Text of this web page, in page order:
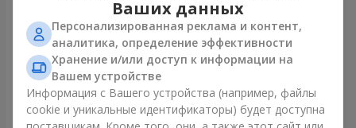
Ваших данных
Персонализированная реклама и контент,
аналитика, определение эффективности
Хранение и/или доступ к информации на
Вашем устройстве
Информация с Вашего устройства (например, файлы
cookie и уникальные идентификаторы) будет доступна